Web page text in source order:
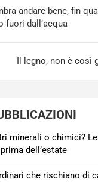
andare bene, fin
fuori dall’acqua
Il legno, non è così
minerali o chimici?
dell’estate
che rischiano di